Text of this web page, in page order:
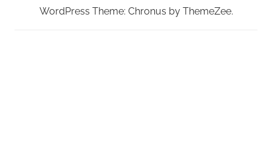
WordPress Theme: Chronus by ThemeZee.